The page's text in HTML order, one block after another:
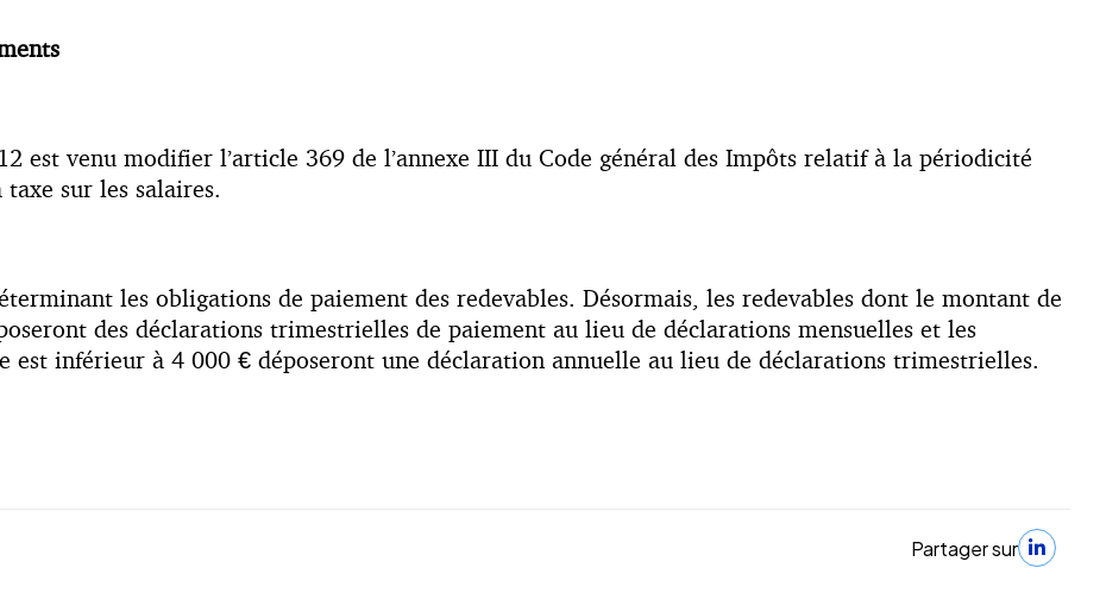
est venu modifier l’article 369 de l’annexe III du Code général des Impôts relatif à la périodicité
sur les salaires.
les obligations de paiement des redevables. Désormais, les redevables dont le montant de
des déclarations trimestrielles de paiement au lieu de déclarations mensuelles et les
est inférieur à 4 000 € déposeront une déclaration annuelle au lieu de déclarations trimestrielles.
Partager sur